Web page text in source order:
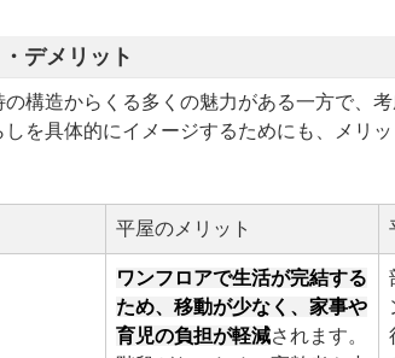
デメリット
構造からくる多くの魅力がある一方で、
を具体的にイメージするためにも、メリ
平屋のメリット
ワンフロアで生活が完結する
ため、移動が少なく、家事や
育児の負担が軽減されます。